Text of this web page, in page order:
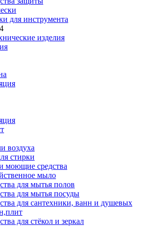
для инструмента
изделия
воздуха
стирки
моющие средства
мыло
для мытья полов
для мытья посуды
для сантехники, ванн и душевых
для стёкол и зеркал